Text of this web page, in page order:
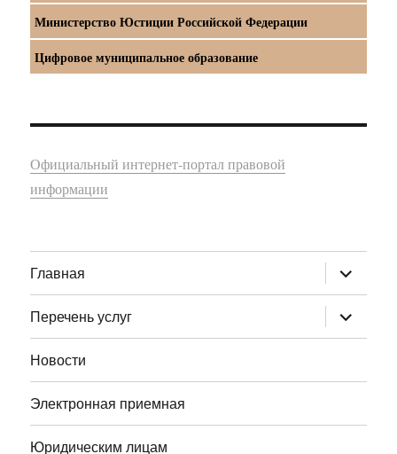
Министерство Юстиции Российской Федерации
Цифровое муниципальное образование
Официальный интернет-портал правовой
информации
Главная раскрыть
дочернее
меню
Перечень услуг
раскрыть
дочернее
меню
Новости
Электронная приемная
Юридическим лицам